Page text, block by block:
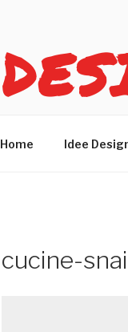
Home Idee
cucine-